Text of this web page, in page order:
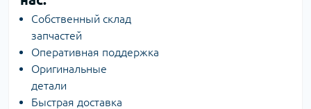
Собственный склад
запчастей
Оперативная поддержка
Оригинальные
детали
Быстрая доставка